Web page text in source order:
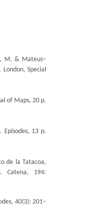
M. & Mateus–
Special
of Maps, 20 p.
Episodes, 13 p.
de la Tatacoa,
Catena, 194:
40(3): 201–